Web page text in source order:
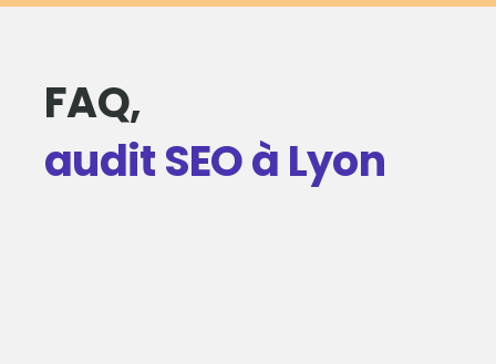
FAQ,
audit SEO à Lyon